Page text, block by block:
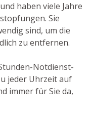
haben viele Jahre
Sie
sind, um die
zu entfernen.
Notdienst-
jeder Uhrzeit auf
immer für Sie da,